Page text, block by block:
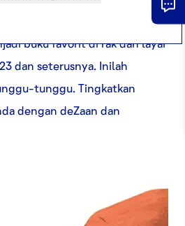
Cocoa yang baru saja kami
buku favorit di rak dan layar
dan seterusnya. Inilah
tunggu. Tingkatkan
dengan deZaan dan